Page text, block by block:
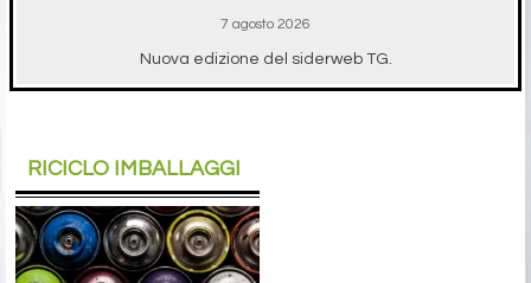
7 agosto 2026
Nuova edizione del siderweb TG.
RICICLO IMBALLAGGI